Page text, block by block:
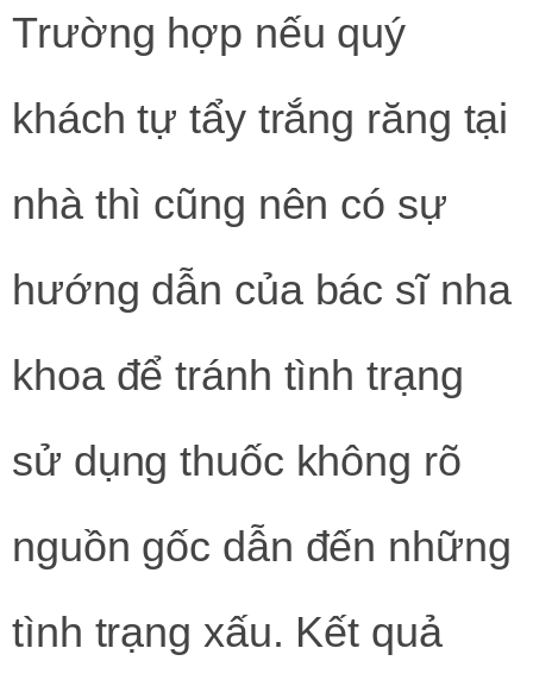
Trường hợp nếu quý
khách tự tẩy trắng răng tại
nhà thì cũng nên có sự
hướng dẫn của bác sĩ nha
khoa để tránh tình trạng
sử dụng thuốc không rõ
nguồn gốc dẫn đến những
tình trạng xấu. Kết quả